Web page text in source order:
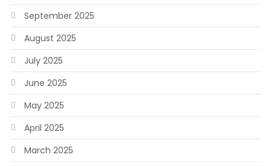
September 2025
August 2025
July 2025
June 2025
May 2025
April 2025
March 2025